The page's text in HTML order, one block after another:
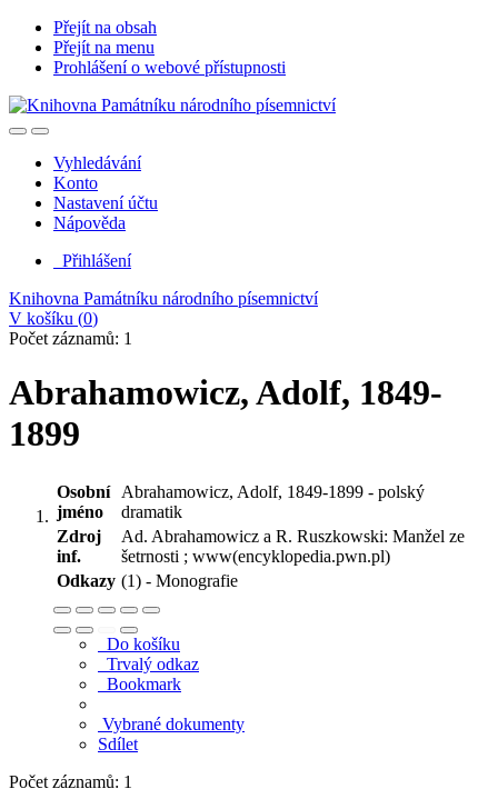
Přejít na obsah
Přejít na menu
Prohlášení o webové přístupnosti
Vyhledávání
Konto
Nastavení účtu
Nápověda
Přihlášení
Knihovna Památníku národního písemnictví
V košíku (0)
Počet záznamů: 1
Abrahamowicz, Adolf, 1849-
1899
Osobní
jméno
Abrahamowicz, Adolf, 1849-1899 - polský
dramatik
Zdroj
inf.
Ad. Abrahamowicz a R. Ruszkowski: Manžel ze
šetrnosti ; www(encyklopedia.pwn.pl)
Odkazy (1) - Monografie
Do košíku
Trvalý odkaz
Bookmark
Vybrané dokumenty
Sdílet
Počet záznamů: 1